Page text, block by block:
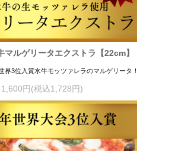
マルゲリータエクストラ【22cm】
界3位入賞水牛モッツァレラのマルゲリータ！
1,600円(税込1,728円)